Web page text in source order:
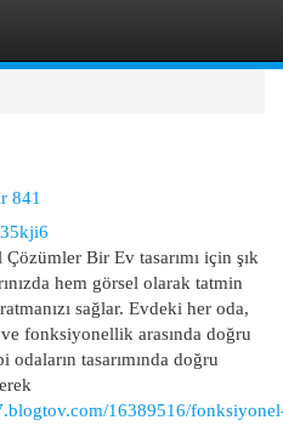
841
Bir Ev tasarımı için şık
hem görsel olarak tatmin
sağlar. Evdeki her oda,
fonksiyonellik arasında doğru
tasarımında doğru
16389516/